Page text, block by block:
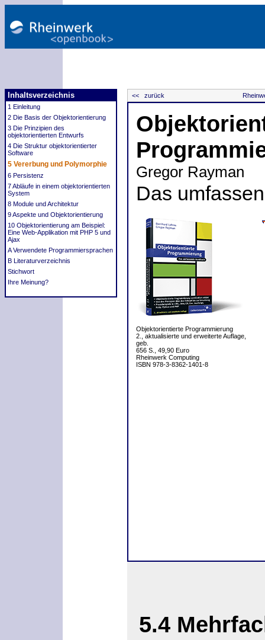
Inhaltsverzeichnis
1 Einleitung
2 Die Basis der Objektorientierung
3 Die Prinzipien des
objektorientierten Entwurfs
4 Die Struktur objektorientierter
Software
5 Vererbung und Polymorphie
6 Persistenz
7 Abläufe in einem objektorientierten
System
8 Module und Architektur
9 Aspekte und Objektorientierung
10 Objektorientierung am Beispiel:
Eine Web-Applikation mit PHP 5 und
Ajax
A Verwendete Programmiersprachen
B Literaturverzeichnis
Stichwort
Ihre Meinung?
<< zurück
Gregor Rayman
Das
Objektorientierte Programmierung
2., aktualisierte und erweiterte Auflage,
geb.
656 S., 49,90 Euro
Rheinwerk Computing
ISBN 978-3-8362-1401-8
5.4